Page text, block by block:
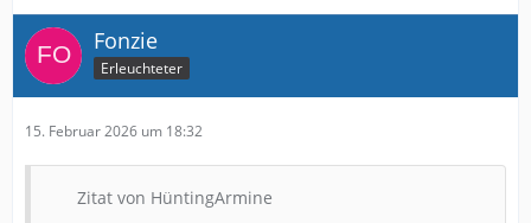
Fonzie
Erleuchteter
15. Februar 2026 um 18:32
Zitat von HüntingArmine